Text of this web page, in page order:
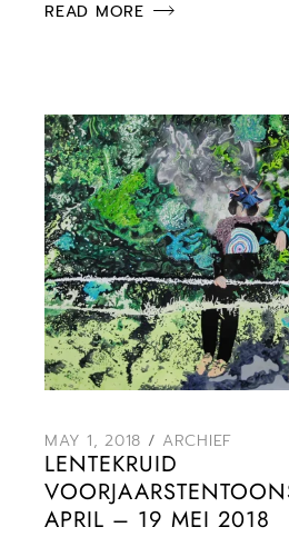
READ MORE
MAY 1, 2018 ARCHIEF
LENTEKRUID
APRIL – 19 MEI 2018